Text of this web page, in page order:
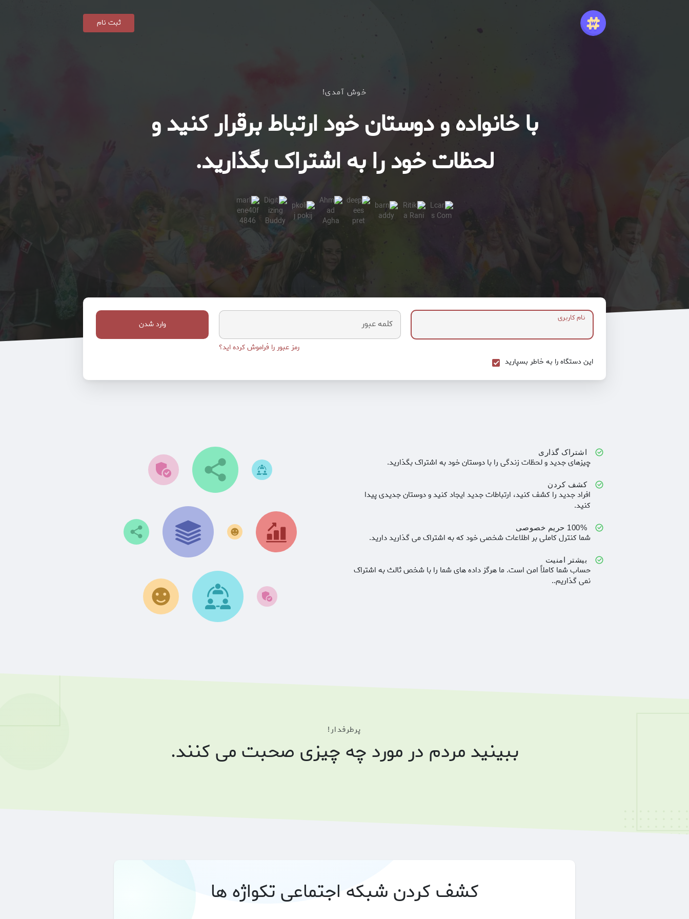
ثبت نام
خوش آمدی!
با خانواده و دوستان خود ارتباط برقرار کنید و
لحظات خود را به اشتراک بگذارید.
نام کاربری کلمه عبور
رمز عبور را فراموش کرده اید؟
وارد شدن
این دستگاه را به خاطر بسپارید
اشتراک گذاری
چیزهای جدید و لحظات زندگی را با دوستان خود به اشتراک بگذارید.
کشف کردن
افراد جدید را کشف کنید، ارتباطات جدید ایجاد کنید و دوستان جدیدی پیدا
کنید.
100% حریم خصوصی
شما کنترل کاملی بر اطلاعات شخصی خود که به اشتراک می گذارید دارید.
بیشتر امنیت
حساب شما کاملاً امن است. ما هرگز داده های شما را با شخص ثالث به اشتراک
نمی گذاریم..
پرطرفدار!
ببینید مردم در مورد چه چیزی صحبت می کنند.
کشف کردن شبکه اجتماعی تکواژه ها